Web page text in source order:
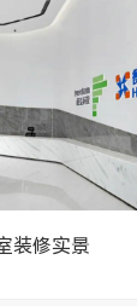
装修实景